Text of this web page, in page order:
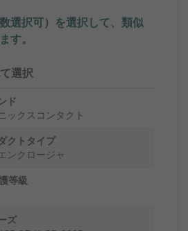
選択可）を選択して、類似
す。
選択
ド
ックスコンタクト
クトタイプ
ンクロージャ
等級
ズ